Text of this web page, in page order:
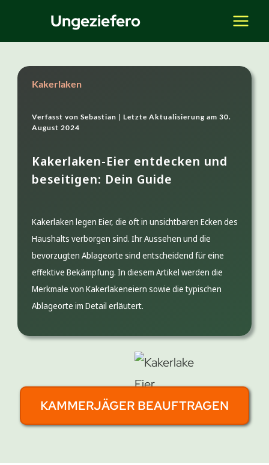
Ungeziefero
Kakerlaken
Verfasst von Sebastian | Letzte Aktualisierung am 30.
August 2024
Kakerlaken-Eier entdecken und
beseitigen: Dein Guide
Kakerlaken legen Eier, die oft in unsichtbaren Ecken des
Haushalts verborgen sind. Ihr Aussehen und die
bevorzugten Ablageorte sind entscheidend für eine
effektive Bekämpfung. In diesem Artikel werden die
Merkmale von Kakerlakeneiern sowie die typischen
Ablageorte im Detail erläutert.
KAMMERJÄGER BEAUFTRAGEN